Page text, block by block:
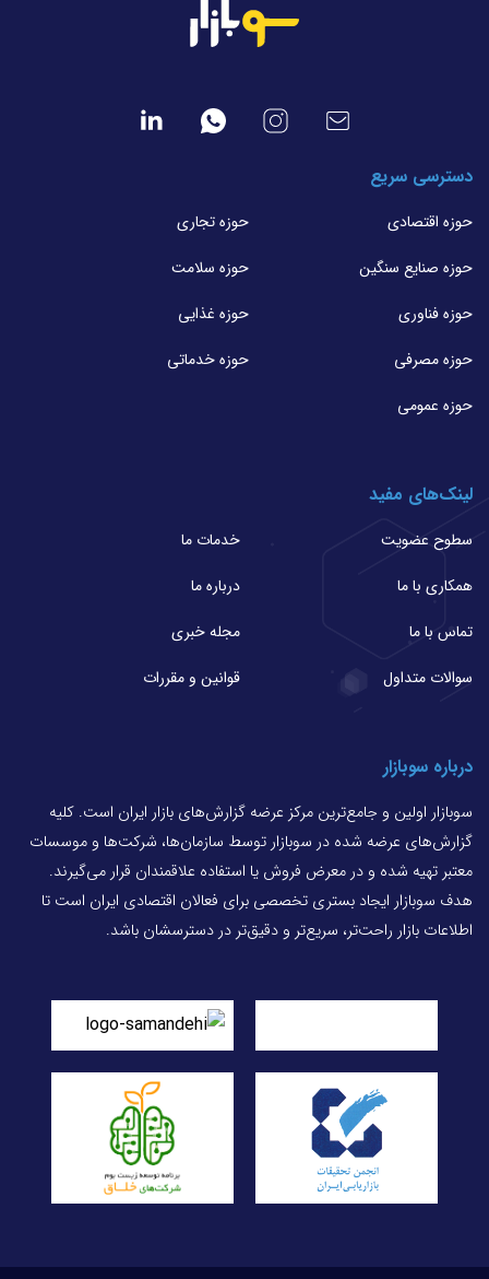
دسترسی سریع
حوزه اقتصادی
حوزه تجاری
حوزه صنایع سنگین
حوزه سلامت
حوزه فناوری
حوزه غذایی
حوزه مصرفی
حوزه خدماتی
حوزه عمومی
لینک‌های مفید
سطوح عضویت
خدمات ما
همکاری با ما
درباره ما
تماس با ما
مجله خبری
سوالات متداول
قوانین و مقررات
درباره سوبازار
سوبازار اولین و جامع‌ترین مرکز عرضه گزارش‌های بازار ایران است. کلیه
گزارش‌های عرضه شده در سوبازار توسط سازمان‌ها، شرکت‌ها و موسسات
معتبر تهیه شده و در معرض فروش یا استفاده علاقمندان قرار می‌گیرند.
هدف سوبازار ایجاد بستری تخصصی برای فعالان اقتصادی ایران است تا
اطلاعات بازار راحت‌تر، سریع‌تر و دقیق‌تر در دسترسشان باشد.